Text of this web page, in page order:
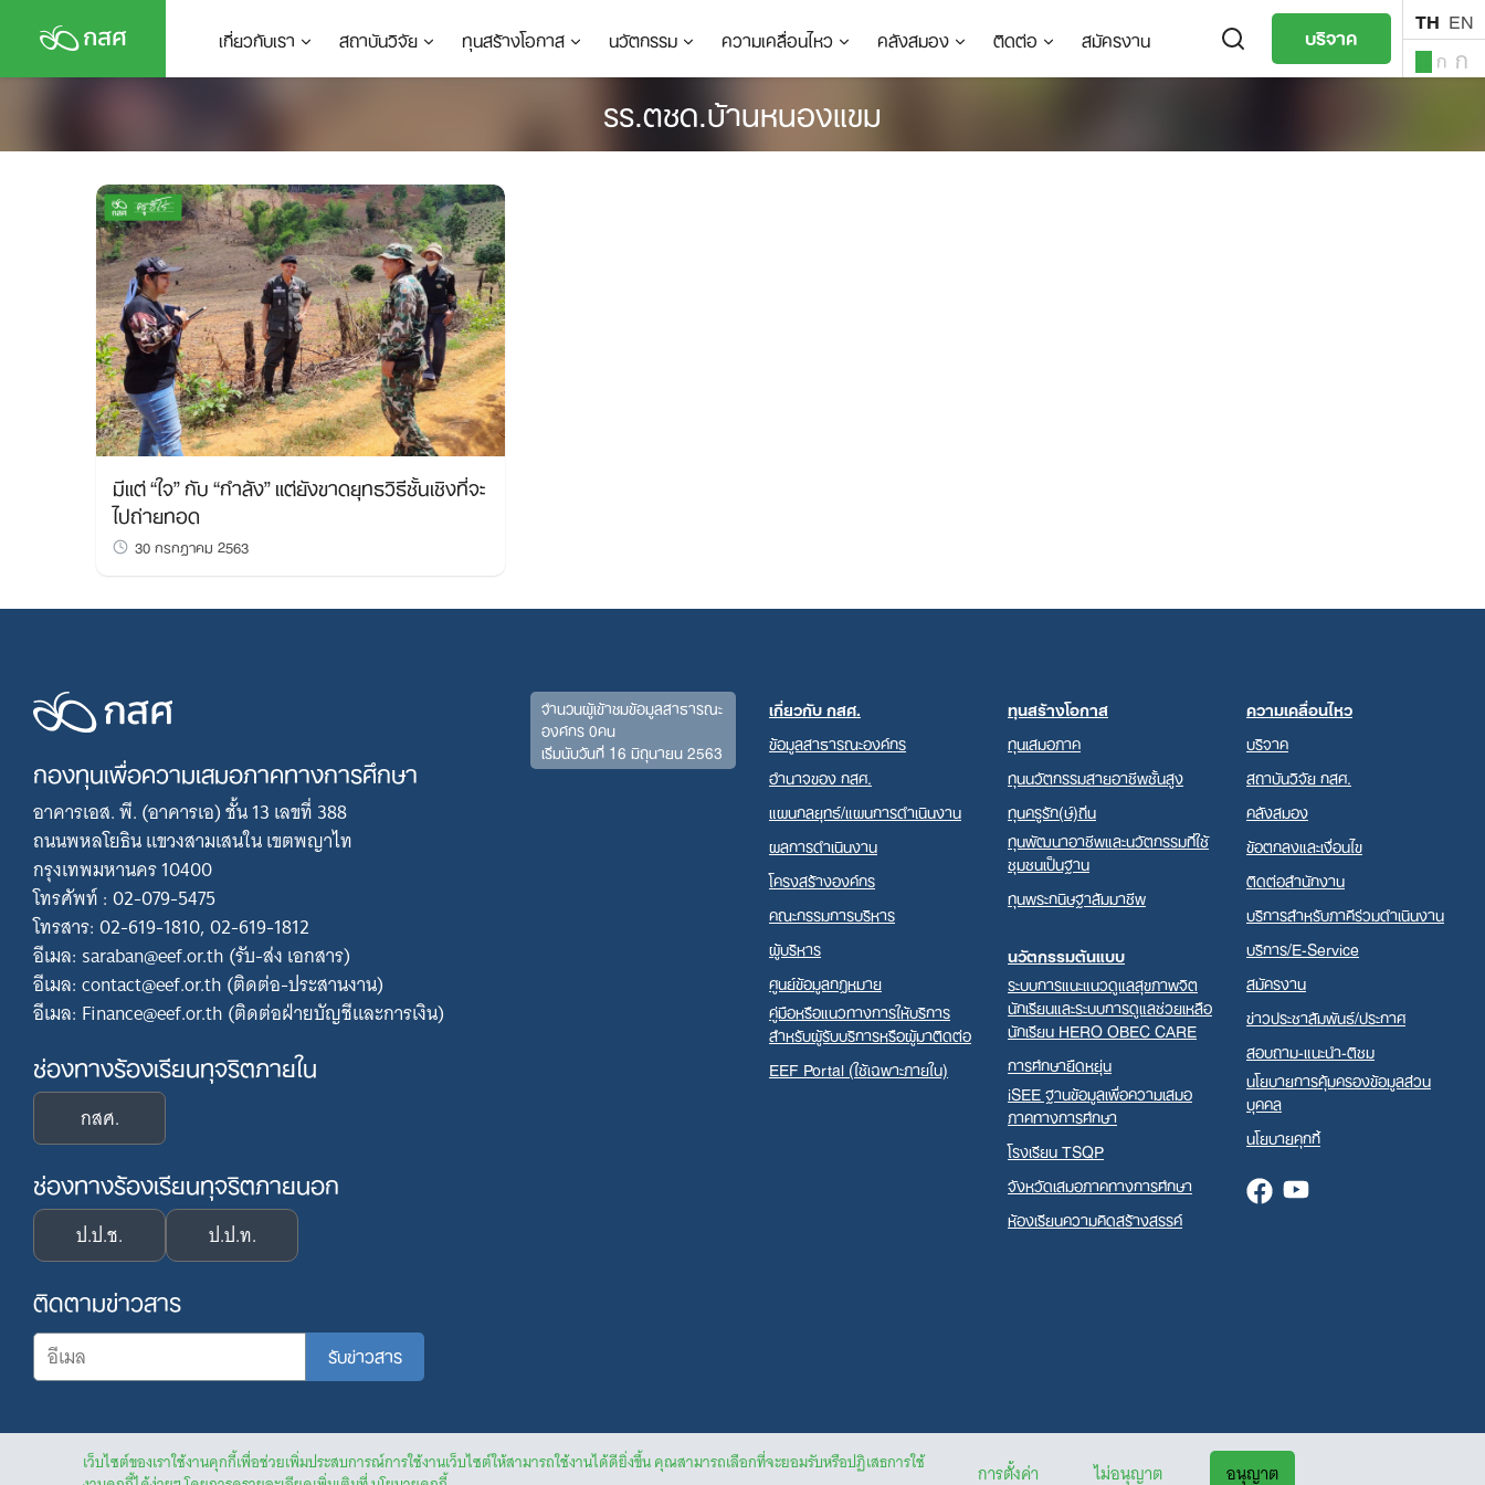
เว็บไซต์ของเราใช้งานคุกกี้เพื่อช่วยเพิ่มประสบการณ์การใช้งานเว็บไซต์ให้สามารถใช้งานได้ดียิ่งขึ้น คุณสามารถเลือกที่จะยอมรับหรือปฏิเสธการใช้
การตั้งค่า ไม่อนุญาต อนุญาต
content
เกี่ยวกับเรา สถาบันวิจัย ทุนสร้างโอกาส นวัตกรรม ความเคลื่อนไหว คลังสมอง ติดต่อ สมัครงาน บริจาค TH EN
ก ก
Search
รร.ตชด.บ้านหนองแขม
​​มีแต่ “ใจ” กับ “กำลัง”​ แต่ยังขาดยุทธวิธีชั้นเชิงที่จะ
ไปถ่ายทอด
30 กรกฎาคม 2563
กองทุนเพื่อความเสมอภาคทางการศึกษา
อาคารเอส. พี. (อาคารเอ) ชั้น 13 เลขที่ 388
ถนนพหลโยธิน แขวงสามเสนใน เขตพญาไท
กรุงเทพมหานคร 10400
โทรศัพท์ : 02-079-5475
โทรสาร: 02-619-1810, 02-619-1812
อีเมล: saraban@eef.or.th (รับ-ส่ง เอกสาร)
อีเมล: contact@eef.or.th (ติดต่อ-ประสานงาน)
อีเมล: Finance@eef.or.th (ติดต่อฝ่ายบัญชีและการเงิน)
ช่องทางร้องเรียนทุจริตภายใน
กสศ.
ช่องทางร้องเรียนทุจริตภายนอก
ป.ป.ช. ป.ป.ท.
ติดตามข่าวสาร
จำนวนผู้เข้าชมข้อมูลสาธารณะ
องค์กร 0คน
เริ่มนับวันที่ 16 มิถุนายน 2563
เกี่ยวกับ กสศ.
ข้อมูลสาธารณะองค์กร
อำนาจของ กสศ.
แผนกลยุทธ์/แผนการดำเนินงาน
ผลการดำเนินงาน
โครงสร้างองค์กร
คณะกรรมการบริหาร
ผู้บริหาร
ศูนย์ข้อมูลกฎหมาย
คู่มือหรือแนวทางการให้บริการ
สำหรับผู้รับบริการหรือผู้มาติดต่อ
EEF Portal (ใช้เฉพาะภายใน)
ทุนสร้างโอกาส
ทุนเสมอภาค
ทุนนวัตกรรมสายอาชีพชั้นสูง
ทุนครูรัก(ษ์)ถิ่น
ทุนพัฒนาอาชีพและนวัตกรรมที่ใช้
ชุมชนเป็นฐาน
ทุนพระกนิษฐาสัมมาชีพ
นวัตกรรมต้นแบบ
ระบบการแนะแนวดูแลสุขภาพจิต
นักเรียนและระบบการดูแลช่วยเหลือ
นักเรียน HERO OBEC CARE
การศึกษายืดหยุ่น
iSEE ฐานข้อมูลเพื่อความเสมอ
ภาคทางการศึกษา
โรงเรียน TSQP
จังหวัดเสมอภาคทางการศึกษา
ห้องเรียนความคิดสร้างสรรค์
ความเคลื่อนไหว
บริจาค
สถาบันวิจัย กสศ.
คลังสมอง
ข้อตกลงและเงื่อนไข
ติดต่อสำนักงาน
บริการสำหรับภาคีร่วมดำเนินงาน
บริการ/E-Service
สมัครงาน
ข่าวประชาสัมพันธ์/ประกาศ
สอบถาม-แนะนำ-ติชม
นโยบายการคุ้มครองข้อมูลส่วน
บุคคล
นโยบายคุกกี้
FacebookYoutube